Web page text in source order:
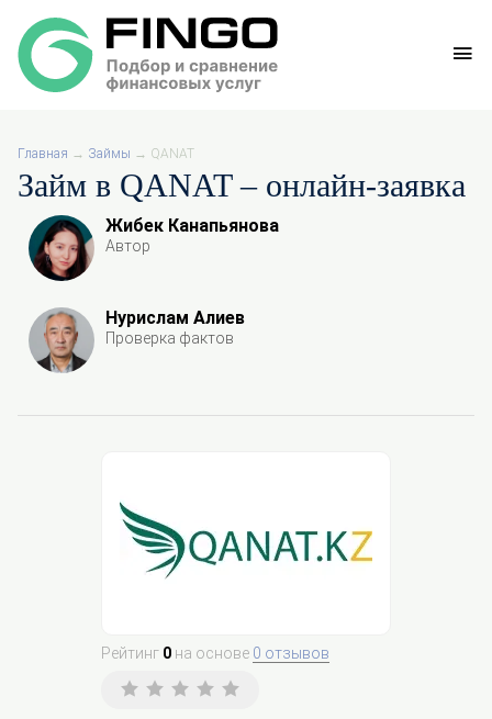
Главная → Займы → QANAT
Займ в QANAT – онлайн-заявка
Жибек Канапьянова
Автор
Нурислам Алиев
Проверка фактов
Рейтинг 0 на основе 0 отзывов